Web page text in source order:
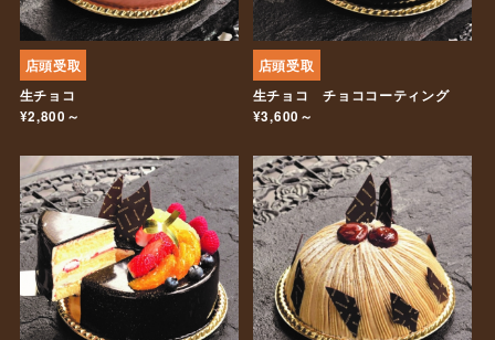
店頭受取
生チョコ
¥2,800～
店頭受取
生チョコ チョココーティング
¥3,600～